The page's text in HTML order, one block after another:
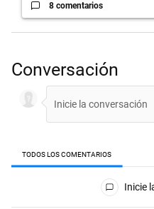
8 comentarios
Conversación
TODOS LOS COMENTARIOS
Todos los comentarios
Inicie